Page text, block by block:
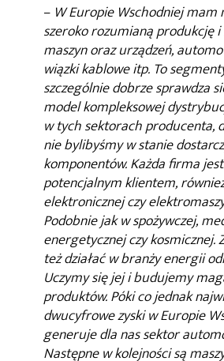
– W Europie Wschodniej mam
szeroko rozumianą produkcję
maszyn oraz urządzeń,
wiązki kablowe itp. To
szczególnie dobrze sprawdza
model kompleksowej
w tych sektorach producenta,
nie bylibyśmy w stanie
komponentów. Każda firma
potencjalnym klientem,
elektronicznej czy
Podobnie jak w spożywczej,
energetycznej czy kosmicznej.
też działać w branży energii
Uczymy się jej i budujemy
produktów. Póki co jednak
dwucyfrowe zyski w Europie
generuje dla nas sektor
Następne w kolejności są